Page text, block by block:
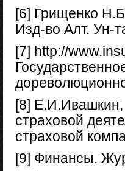
[6] Грищенко
Изд-во Алт. Ун-
[7] http://
[8] Е.И.Ивашкин,
страховой
страховой
[9] Финансы.